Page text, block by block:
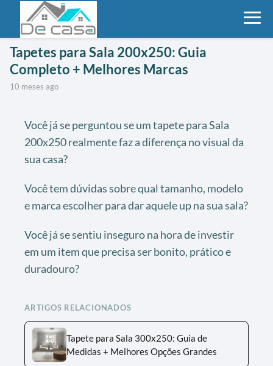
Tapetes para Sala 200x250: Guia
Completo + Melhores Marcas
10 meses ago
Você já se perguntou se um tapete para Sala
200x250 realmente faz a diferença no visual da
sua casa?
Você tem dúvidas sobre qual tamanho, modelo
e marca escolher para dar aquele up na sua sala?
Você já se sentiu inseguro na hora de investir
em um item que precisa ser bonito, prático e
duradouro?
ARTIGOS RELACIONADOS
Tapete para Sala 300x250: Guia de
Medidas + Melhores Opções Grandes